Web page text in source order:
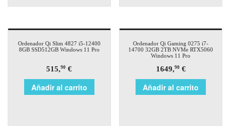
Ordenador Qi Slim 4827 i5-12400
8GB SSD512GB Windows 11 Pro
515,90 €
Añadir al carrito
Ordenador Qi Gaming 0275 i7-
14700 32GB 2TB NVMe RTX5060
Windows 11 Pro
1649,90€
Añadir al carrito